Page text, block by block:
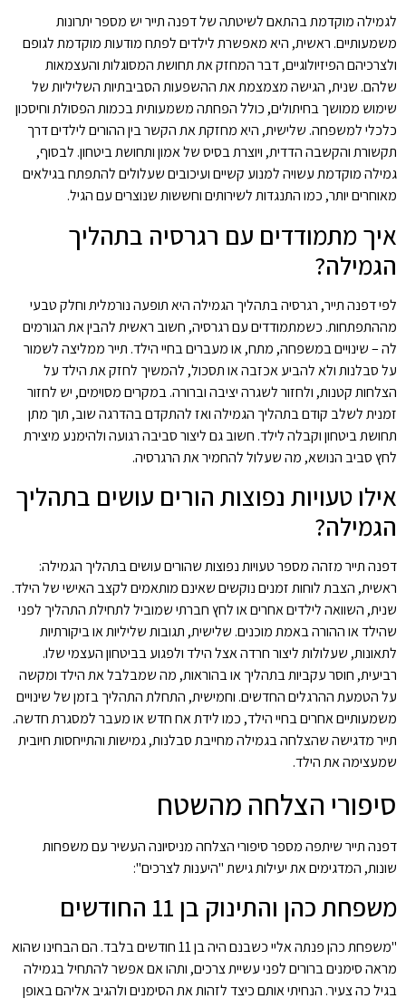
לגמילה מוקדמת בהתאם לשיטתה של דפנה תייר יש מספר יתרונות
משמעותיים. ראשית, היא מאפשרת לילדים לפתח מודעות מוקדמת לגופם
ולצרכיהם הפיזיולוגיים, דבר המחזק את תחושת המסוגלות והעצמאות
שלהם. שנית, הגישה מצמצמת את ההשפעות הסביבתיות השליליות של
שימוש ממושך בחיתולים, כולל הפחתה משמעותית בכמות הפסולת וחיסכון
כלכלי למשפחה. שלישית, היא מחזקת את הקשר בין ההורים לילדים דרך
תקשורת והקשבה הדדית, ויוצרת בסיס של אמון ותחושת ביטחון. לבסוף,
גמילה מוקדמת עשויה למנוע קשיים ועיכובים שעלולים להתפתח בגילאים
מאוחרים יותר, כמו התנגדות לשירותים וחששות שנוצרים עם הגיל.
איך מתמודדים עם רגרסיה בתהליך
הגמילה?
לפי דפנה תייר, רגרסיה בתהליך הגמילה היא תופעה נורמלית וחלק טבעי
מההתפתחות. כשמתמודדים עם רגרסיה, חשוב ראשית להבין את הגורמים
לה – שינויים במשפחה, מתח, או מעברים בחיי הילד. תייר ממליצה לשמור
על סבלנות ולא להביע אכזבה או תסכול, להמשיך לחזק את הילד על
הצלחות קטנות, ולחזור לשגרה יציבה וברורה. במקרים מסוימים, יש לחזור
זמנית לשלב קודם בתהליך הגמילה ואז להתקדם בהדרגה שוב, תוך מתן
תחושת ביטחון וקבלה לילד. חשוב גם ליצור סביבה רגועה ולהימנע מיצירת
לחץ סביב הנושא, מה שעלול להחמיר את הרגרסיה.
אילו טעויות נפוצות הורים עושים בתהליך
הגמילה?
דפנה תייר מזהה מספר טעויות נפוצות שהורים עושים בתהליך הגמילה:
ראשית, הצבת לוחות זמנים נוקשים שאינם מותאמים לקצב האישי של הילד.
שנית, השוואה לילדים אחרים או לחץ חברתי שמוביל לתחילת התהליך לפני
שהילד או ההורה באמת מוכנים. שלישית, תגובות שליליות או ביקורתיות
לתאונות, שעלולות ליצור חרדה אצל הילד ולפגוע בביטחון העצמי שלו.
רביעית, חוסר עקביות בתהליך או בהוראות, מה שמבלבל את הילד ומקשה
על הטמעת ההרגלים החדשים. וחמישית, התחלת התהליך בזמן של שינויים
משמעותיים אחרים בחיי הילד, כמו לידת אח חדש או מעבר למסגרת חדשה.
תייר מדגישה שהצלחה בגמילה מחייבת סבלנות, גמישות והתייחסות חיובית
שמעצימה את הילד.
סיפורי הצלחה מהשטח
דפנה תייר שיתפה מספר סיפורי הצלחה מניסיונה העשיר עם משפחות
שונות, המדגימים את יעילות גישת "היענות לצרכים":
משפחת כהן והתינוק בן 11 החודשים
"משפחת כהן פנתה אליי כשבנם היה בן 11 חודשים בלבד. הם הבחינו שהוא
מראה סימנים ברורים לפני עשיית צרכים, ותהו אם אפשר להתחיל בגמילה
בגיל כה צעיר. הנחיתי אותם כיצד לזהות את הסימנים ולהגיב אליהם באופן